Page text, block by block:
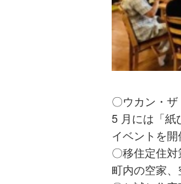
〇ウカン・
5 月には「紙
イベントを開
〇移住定住
町内の空家